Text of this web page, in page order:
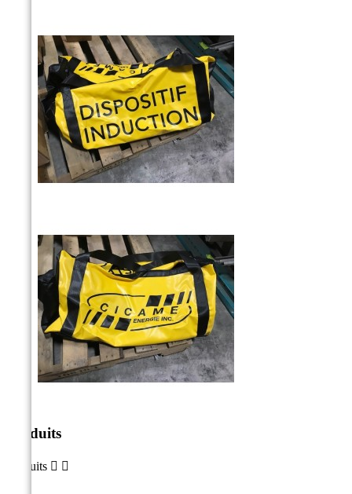
Produits
Produits  